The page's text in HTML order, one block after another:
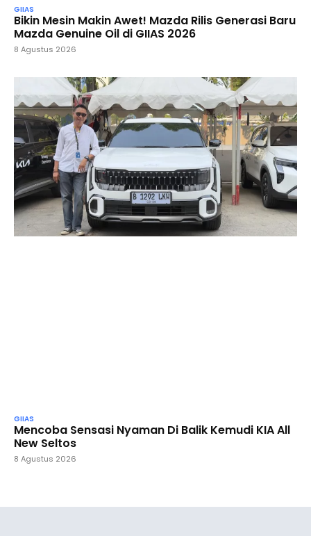
GIIAS
Bikin Mesin Makin Awet! Mazda Rilis Generasi Baru
Mazda Genuine Oil di GIIAS 2026
8 Agustus 2026
GIIAS
Mencoba Sensasi Nyaman Di Balik Kemudi KIA All
New Seltos
8 Agustus 2026